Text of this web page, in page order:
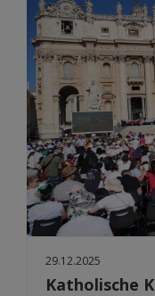
29.12.2025
Katholische